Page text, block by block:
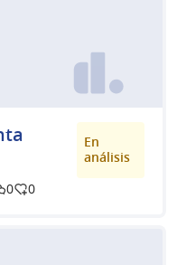
En
análisis
0 0